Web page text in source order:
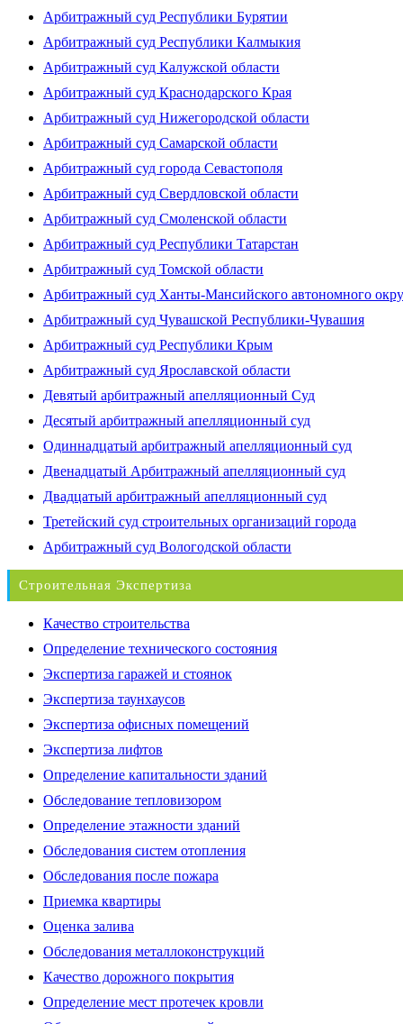
Арбитражный суд Республики Бурятии
Арбитражный суд Республики Калмыкия
Арбитражный суд Калужской области
Арбитражный суд Краснодарского Края
Арбитражный суд Нижегородской области
Арбитражный суд Самарской области
Арбитражный суд города Севастополя
Арбитражный суд Свердловской области
Арбитражный суд Смоленской области
Арбитражный суд Республики Татарстан
Арбитражный суд Томской области
Арбитражный суд Ханты-Мансийского автономного
Арбитражный суд Чувашской Республики-Чувашия
Арбитражный суд Республики Крым
Арбитражный суд Ярославской области
Девятый арбитражный апелляционный Суд
Десятый арбитражный апелляционный суд
Одиннадцатый арбитражный апелляционный суд
Двенадцатый Арбитражный апелляционный суд
Двадцатый арбитражный апелляционный суд
Третейский суд строительных организаций города
Арбитражный суд Вологодской области
Строительная Экспертиза
Качество строительства
Определение технического состояния
Экспертиза гаражей и стоянок
Экспертиза таунхаусов
Экспертиза офисных помещений
Экспертиза лифтов
Определение капитальности зданий
Обследование тепловизором
Определение этажности зданий
Обследования систем отопления
Обследования после пожара
Приемка квартиры
Оценка залива
Обследования металлоконструкций
Качество дорожного покрытия
Определение мест протечек кровли